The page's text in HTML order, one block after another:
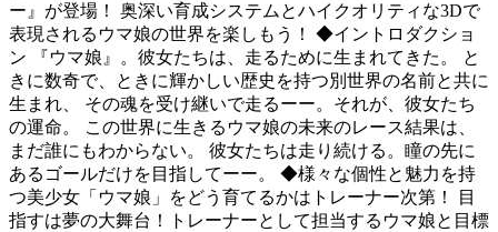
ー』が登場！ 奥深い育成システムとハイクオリティな3Dで
表現されるウマ娘の世界を楽しもう！ ◆イントロダクショ
ン 『ウマ娘』。彼女たちは、走るために生まれてきた。 と
きに数奇で、ときに輝かしい歴史を持つ別世界の名前と共に
生まれ、 その魂を受け継いで走るーー。それが、彼女たち
の運命。 この世界に生きるウマ娘の未来のレース結果は、
まだ誰にもわからない。 彼女たちは走り続ける。瞳の先に
あるゴールだけを目指してーー。 ◆様々な個性と魅力を持
つ美少女「ウマ娘」をどう育てるかはトレーナー次第！ 目
指すは夢の大舞台！トレーナーとして担当するウマ娘と目標